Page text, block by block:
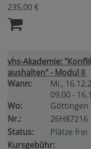
235,00 €
vhs-Akademie:
aushalten" - Modul II
Wann:
Mi.,
09.00 -
Wo:
Göttingen
Nr.:
26H87216
Status:
Plätze frei
Kursgebühr: